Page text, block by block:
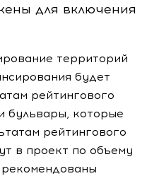
для включения
территорий
будет
рейтингового
бульвары, которые
рейтингового
в проект по объему